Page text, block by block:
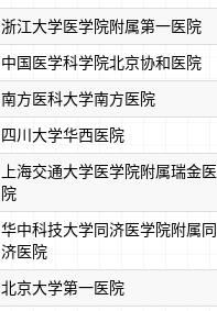
浙江大学医学院附属第一医院
中国医学科学院北京协和医院
南方医科大学南方医院
四川大学华西医院
上海交通大学医学院附属瑞金医
院
华中科技大学同济医学院附属同
济医院
北京大学第一医院